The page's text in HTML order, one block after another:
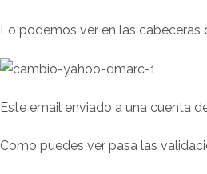
Lo podemos ver en las cabeceras
Este email enviado a una cuenta
Como puedes ver pasa las